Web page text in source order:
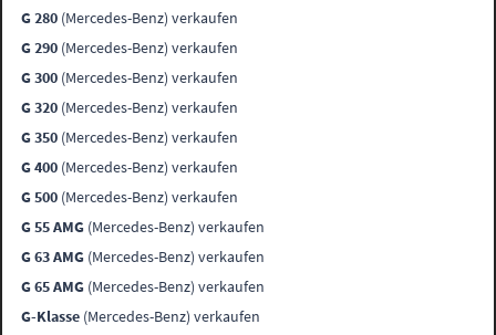
G 280 (Mercedes-Benz) verkaufen
G 290 (Mercedes-Benz) verkaufen
G 300 (Mercedes-Benz) verkaufen
G 320 (Mercedes-Benz) verkaufen
G 350 (Mercedes-Benz) verkaufen
G 400 (Mercedes-Benz) verkaufen
G 500 (Mercedes-Benz) verkaufen
G 55 AMG (Mercedes-Benz) verkaufen
G 63 AMG (Mercedes-Benz) verkaufen
G 65 AMG (Mercedes-Benz) verkaufen
G-Klasse (Mercedes-Benz) verkaufen